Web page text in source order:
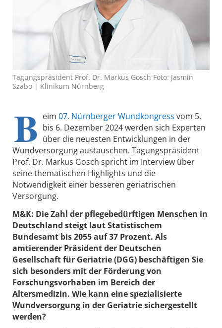
Tagungspräsident Prof. Dr. Markus Gosch Foto: Jasmin
Szabo | Klinikum Nürnberg
B eim 07. Nürnberger Wundkongress vom 5.
bis 6. Dezember 2024 werden sich Experten
über die neuesten Entwicklungen in der
Wundversorgung austauschen. Tagungspräsident
Prof. Dr. Markus Gosch spricht im Interview über
seine thematischen Highlights und die
Notwendigkeit einer besseren geriatrischen
Versorgung.
M&K: Die Zahl der pflegebedürftigen Menschen in
Deutschland steigt laut Statistischem
Bundesamt bis 2055 auf 37 Prozent. Als
amtierender Präsident der Deutschen
Gesellschaft für Geriatrie (DGG) beschäftigen Sie
sich besonders mit der Förderung von
Forschungsvorhaben im Bereich der
Altersmedizin. Wie kann eine spezialisierte
Wundversorgung in der Geriatrie sichergestellt
werden?